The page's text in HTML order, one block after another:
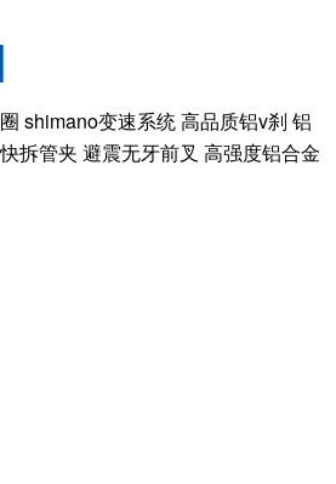
shimano变速系统 高品质铝v刹 铝
拆管夹 避震无牙前叉 高强度铝合金